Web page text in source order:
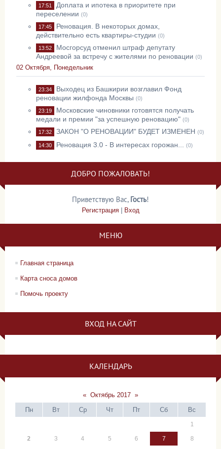
17:51
Доплата и ипотека в приоритете при
переселении (0)
17:45
Реновация. В некоторых домах,
действительно есть квартиры-студии (0)
13:52
Мосгорсуд отменил штраф депутату
Андреевой за встречу с жителями по реновации (0)
02 Октября, Понедельник
23:34
Выходец из Башкирии возглавил Фонд
реновации жилфонда Москвы (0)
23:19
Московские чиновники готовятся получать
медали и премии "за успешную реновацию" (0)
17:32 ЗАКОН "О РЕНОВАЦИИ" БУДЕТ ИЗМЕНЕН (0)
14:30 Реновация 3.0 - В интересах горожан... (0)
ДОБРО ПОЖАЛОВАТЬ!
Приветствую Вас, Гость!
Регистрация| Вход
МЕНЮ
Главная страница
Карта сноса домов
Помочь проекту
ВХОД НА САЙТ
КАЛЕНДАРЬ
« Октябрь 2017 »
Пн
Вт Ср Чт Пт Сб Вс
1
2 3 4 5 6 7 8